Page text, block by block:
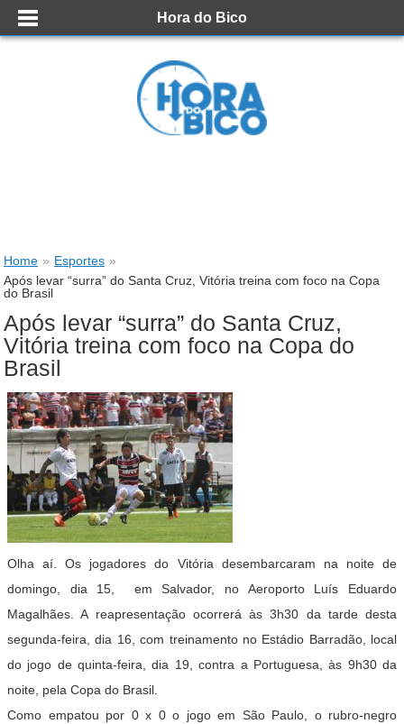
Hora do Bico
Home » Esportes »
Após levar “surra” do Santa Cruz, Vitória treina com foco na Copa
do Brasil
Após levar “surra” do Santa Cruz,
Vitória treina com foco na Copa do
Brasil
Olha aí. Os jogadores do Vitória desembarcaram na noite de
domingo, dia 15, em Salvador, no Aeroporto Luís Eduardo
Magalhães. A reapresentação ocorrerá às 3h30 da tarde desta
segunda-feira, dia 16, com treinamento no Estádio Barradão, local
do jogo de quinta-feira, dia 19, contra a Portuguesa, às 9h30 da
noite, pela Copa do Brasil.
Como empatou por 0 x 0 o jogo em São Paulo, o rubro-negro